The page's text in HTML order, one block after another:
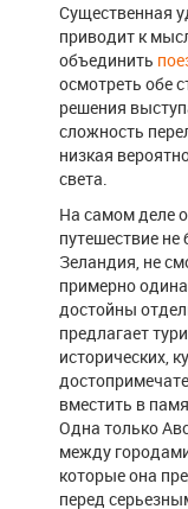
Существенная
приводит к
объединить
осмотреть обе
решения
сложность
низкая
света.
На самом деле
путешествие
Зеландия, не
примерно
достойны
предлагает
исторических,
вместить в
Одна только
между
которые она
перед